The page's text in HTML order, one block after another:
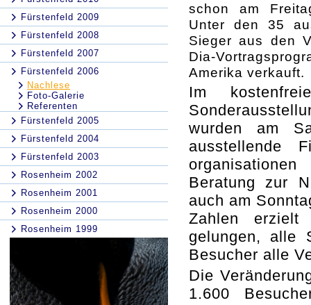
Fürstenfeld 2009
Fürstenfeld 2008
Fürstenfeld 2007
Fürstenfeld 2006
Nachlese
Foto-Galerie
Referenten
Fürstenfeld 2005
Fürstenfeld 2004
Fürstenfeld 2003
Rosenheim 2002
Rosenheim 2001
Rosenheim 2000
Rosenheim 1999
schon am
Unter den 35
Sieger aus den
Dia-
Amerika verkauft.
Im
wurden am
ausstellende
Beratung zur
auch am
Zahlen
gelungen, alle
Besucher alle
Die
1.600